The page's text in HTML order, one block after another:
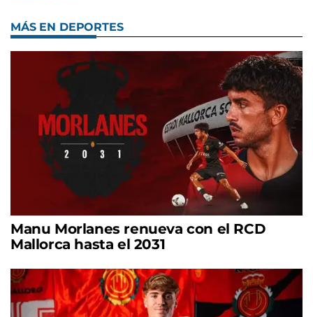
MÁS EN DEPORTES
Manu Morlanes renueva con el RCD
Mallorca hasta el 2031